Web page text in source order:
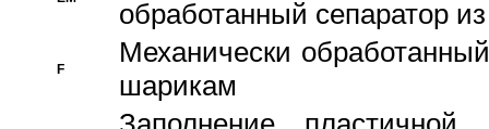
обработанный сепаратор
F
Механически
шарикам